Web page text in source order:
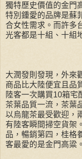
獨特歷史價值的金門
特別鍾愛的品牌是蘇
合女性需求。而許多
光客都是十組、十組
大潤發則發現，外來
商品比大陸便宜且品
陸客一次購買10箱宅
茶葉品質一流，茶葉
以烏龍茶最受歡迎，
有陸客瞬間掃空貨架
品，暢銷第四，桂格
客最愛的是金門高粱。